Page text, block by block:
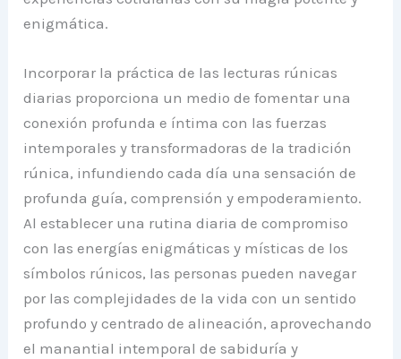
enigmática.
Incorporar la práctica de las lecturas rúnicas
diarias proporciona un medio de fomentar una
conexión profunda e íntima con las fuerzas
intemporales y transformadoras de la tradición
rúnica, infundiendo cada día una sensación de
profunda guía, comprensión y empoderamiento.
Al establecer una rutina diaria de compromiso
con las energías enigmáticas y místicas de los
símbolos rúnicos, las personas pueden navegar
por las complejidades de la vida con un sentido
profundo y centrado de alineación, aprovechando
el manantial intemporal de sabiduría y